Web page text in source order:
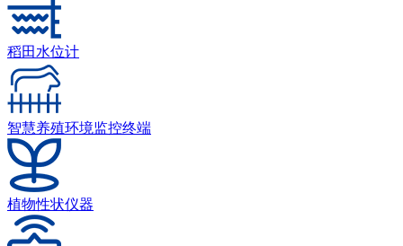
稻田水位计
智慧养殖环境监控终端
植物性状仪器